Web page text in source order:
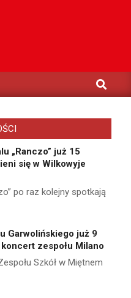
Search
„Ranczo” już 15
się w Wilkowyje
po raz kolejny spotkają
Garwolińskiego już 9
zespołu Milano
Szkół w Miętnem